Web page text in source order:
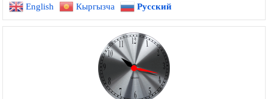
English Кыргызча Русский